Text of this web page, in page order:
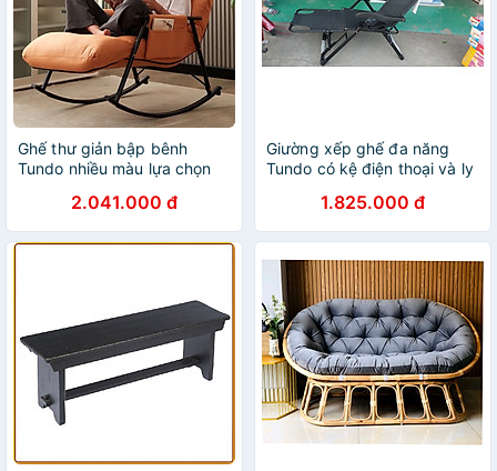
Ghế thư giản bập bênh
Tundo nhiều màu lựa chọn
2.041.000 đ
Giường xếp ghế đa năng
Tundo có kệ điện thoại và ly
1.825.000 đ